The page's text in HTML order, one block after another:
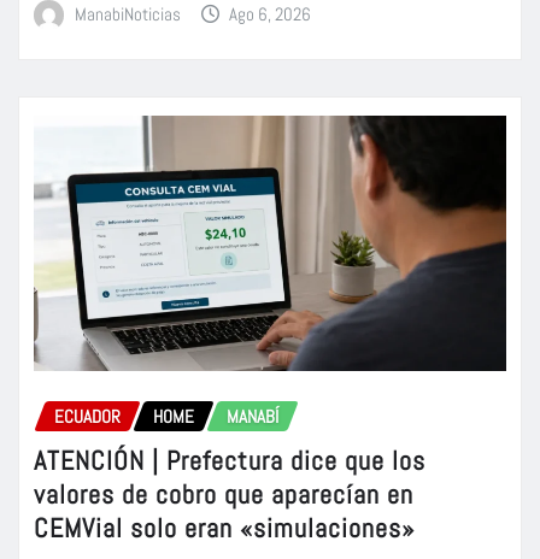
ManabiNoticias Ago 6, 2026
ECUADOR HOME MANABÍ
ATENCIÓN | Prefectura dice que los
valores de cobro que aparecían en
CEMVial solo eran «simulaciones»